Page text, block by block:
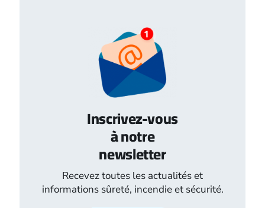
Inscrivez-vous
à notre
newsletter
Recevez toutes les actualités et
informations sûreté, incendie et sécurité.